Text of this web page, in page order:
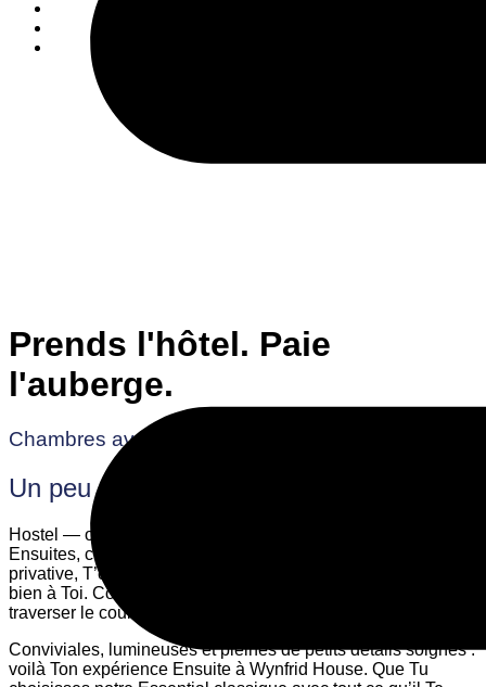
Prends l'hôtel. Paie
l'auberge.
Chambres avec salle de bains privative
Un peu plus de luxe ?
Hostel — oui, bien sûr. Mais avec plus d’intimité ? Nos
Ensuites, c’est-à-dire nos chambres avec salle de bains
privative, T’offrent du confort, du calme et Ton petit espace
bien à Toi. Commence Ta journée détendu — sans devoir
traverser le couloir pour aller à la salle de bains.
Conviviales, lumineuses et pleines de petits détails soignés :
voilà Ton expérience Ensuite à Wynfrid House. Que Tu